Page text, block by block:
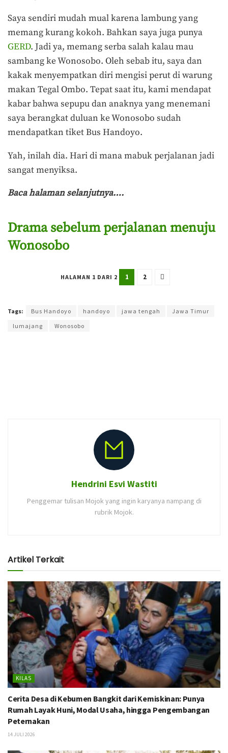
Saya sendiri mudah mual karena lambung yang
memang kurang kokoh. Bahkan saya juga punya
GERD. Jadi ya, memang serba salah kalau mau
sambang ke Wonosobo. Oleh sebab itu, saya dan
kakak menyempatkan diri mengisi perut di warung
makan Tegal Ombo. Tepat saat itu, kami mendapat
kabar bahwa sepupu dan anaknya yang menemani
saya berangkat duluan ke Wonosobo sudah
mendapatkan tiket Bus Handoyo.
Yah, inilah dia. Hari di mana mabuk perjalanan jadi
sangat menyiksa.
Baca halaman selanjutnya….
Drama sebelum perjalanan menuju
Wonosobo
HALAMAN 1 DARI 2 1 2
Tags: Bus Handoyo handoyo jawa tengah
Jawa Timur
lumajang
Wonosobo
Hendrini Esvi Wastiti
Penggemar tulisan Mojok yang ingin karyanya nampang di
rubrik Mojok.
Artikel Terkait
KILAS
Cerita Desa di Kebumen Bangkit dari Kemiskinan: Punya
Rumah Layak Huni, Modal Usaha, hingga Pengembangan
Peternakan
14 JULI 2026